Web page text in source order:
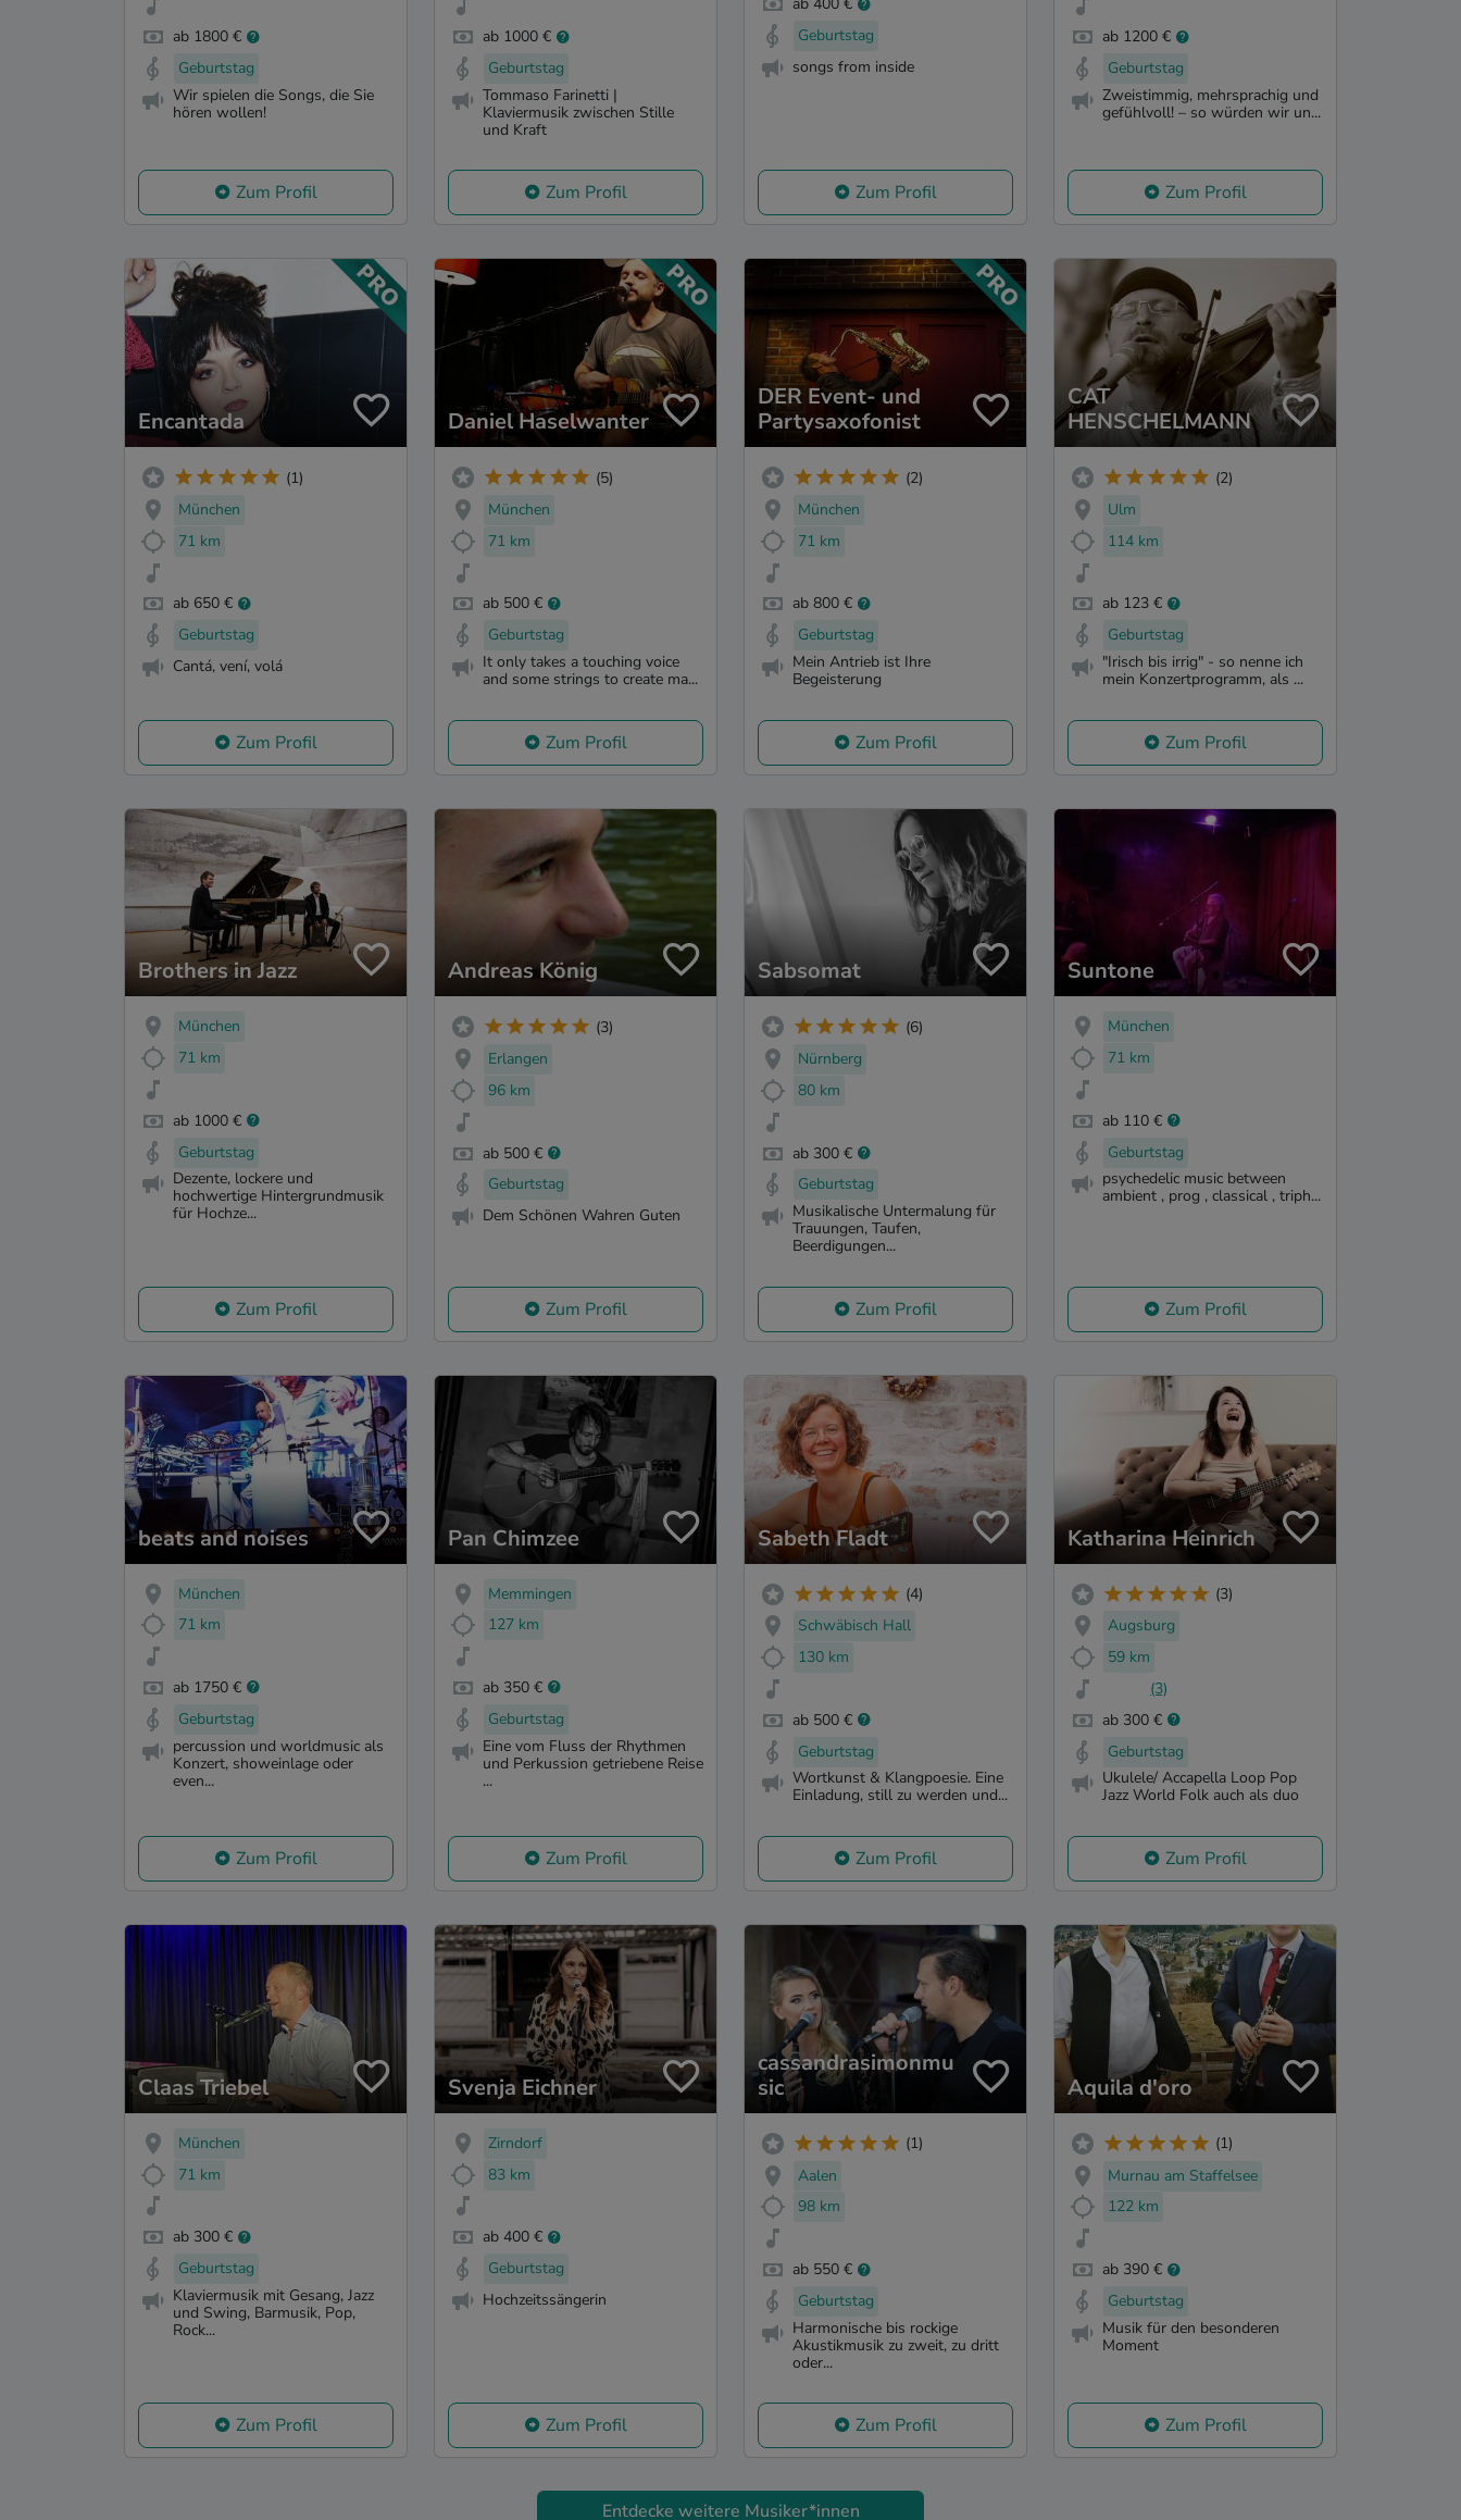
ab 1800 €
Geburtstag
Wir spielen die Songs, die Sie
hören wollen!
Zum Profil
ab 1000 €
Geburtstag
Tommaso Farinetti |
Klaviermusik zwischen Stille
und Kraft
Zum Profil
Geburtstag
songs from inside
Zum Profil
ab 1200 €
Geburtstag
Zweistimmig, mehrsprachig und
gefühlvoll! – so würden wir un...
Zum Profil
Encantada
(1)
München
71 km
ab 650 €
Geburtstag
Cantá, vení, volá
Zum Profil
Daniel Haselwanter
(5)
München
71 km
ab 500 €
Geburtstag
It only takes a touching voice
and some strings to create ma...
Zum Profil
DER Event- und
Partysaxofonist
(2)
München
71 km
ab 800 €
Geburtstag
Mein Antrieb ist Ihre
Begeisterung
Zum Profil
CAT
HENSCHELMANN
(2)
Ulm
114 km
ab 123 €
Geburtstag
"Irisch bis irrig" - so nenne ich
mein Konzertprogramm, als ...
Zum Profil
Brothers in Jazz
München
71 km
ab 1000 €
Geburtstag
Dezente, lockere und
hochwertige Hintergrundmusik
für Hochze...
Zum Profil
Andreas König
(3)
Erlangen
96 km
ab 500 €
Geburtstag
Dem Schönen Wahren Guten
Zum Profil
Sabsomat
(6)
Nürnberg
80 km
ab 300 €
Geburtstag
Musikalische Untermalung für
Trauungen, Taufen,
Beerdigungen...
Zum Profil
Suntone
München
71 km
ab 110 €
Geburtstag
psychedelic music between
ambient , prog , classical , triph...
Zum Profil
beats and noises
München
71 km
ab 1750 €
Geburtstag
percussion und worldmusic als
Konzert, showeinlage oder
even...
Zum Profil
Pan Chimzee
Memmingen
127 km
ab 350 €
Geburtstag
Eine vom Fluss der Rhythmen
und Perkussion getriebene Reise
...
Zum Profil
Sabeth Fladt
(4)
Schwäbisch Hall
130 km
ab 500 €
Geburtstag
Wortkunst & Klangpoesie. Eine
Einladung, still zu werden und...
Zum Profil
Katharina Heinrich
(3)
Augsburg
59 km
(3)
ab 300 €
Geburtstag
Ukulele/ Accapella Loop Pop
Jazz World Folk auch als duo
Zum Profil
Claas Triebel
München
71 km
ab 300 €
Geburtstag
Klaviermusik mit Gesang, Jazz
und Swing, Barmusik, Pop,
Rock...
Zum Profil
Svenja Eichner
Zirndorf
83 km
ab 400 €
Geburtstag
Hochzeitssängerin
Zum Profil
cassandrasimonmu
sic
(1)
Aalen
98 km
ab 550 €
Geburtstag
Harmonische bis rockige
Akustikmusik zu zweit, zu dritt
oder...
Zum Profil
Aquila d'oro
(1)
Murnau am Staffelsee
122 km
ab 390 €
Geburtstag
Musik für den besonderen
Moment
Zum Profil
Entdecke weitere Musiker*innen